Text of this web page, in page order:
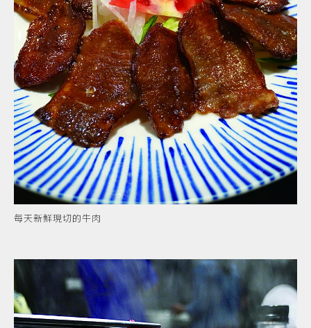
每天新鮮現切的牛肉